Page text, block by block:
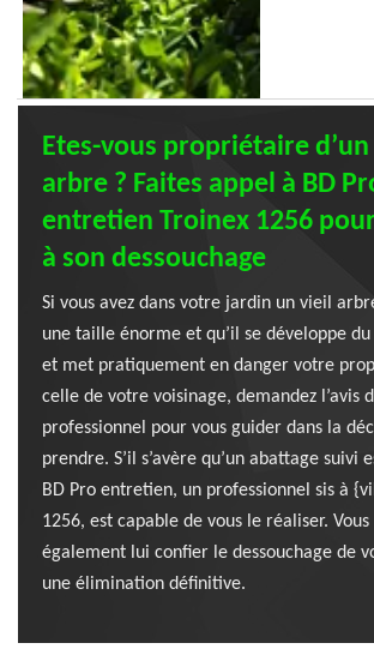
Etes-vous propriétaire
arbre ? Faites appel à BD
entretien Troinex 1256
à son dessouchage
Si vous avez dans votre jardin un vieil
une taille énorme et qu’il se développe
et met pratiquement en danger votre
celle de votre voisinage, demandez l’avis
professionnel pour vous guider dans la
prendre. S’il s’avère qu’un abattage suivi
BD Pro entretien, un professionnel sis à
1256, est capable de vous le réaliser. Vous
également lui confier le dessouchage de
une élimination définitive.